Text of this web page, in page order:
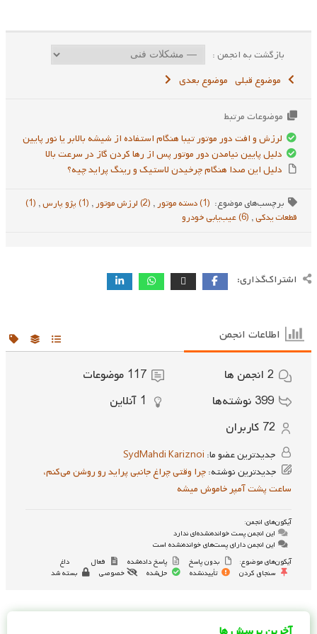
بازگشت به انجمن :
موضوع قبلی موضوع بعدی
موضوعات مرتبط
لرزش و افت دور موتور تیبا هنگام استفاده از شیشه‌ بالابر یا نور پایین
دلیل پایین نیامدن دور موتور پس از رها کردن گاز در سرعت بالا
دلیل این صدا هنگام چرخیدن لاستیک و رینگ پراید چیه؟
برچسب‌های موضوع: (1) دسته موتور , (2) لرزش موتور , (1) پژو پارس ,
(1)
قطعات یدکی, (6) عیب‌یابی خودرو
اشتراک‌گذاری:
اطلاعات انجمن
2 انجمن ها 117 موضوعات
399 نوشته‌ها 1 آنلاین
72 کاربران
جدیدترین عضو ما: SydMahdi Kariznoi
جدیدترین نوشته:چرا وقتی چراغ جانبی پراید رو روشن می‌کنم،
ساعت پشت آمپر خاموش میشه
آیکون‌های انجمن:
این انجمن پست خوانده‌نشده‌ای ندارد
این انجمن دارای پست‌های خوانده‌نشده است
آیکون‌های موضوع:
بدون پاسخ پاسخ داده‌شده فعال
داغ
سنجاق کردن
تأییدنشده حل‌شده خصوصی بسته شد